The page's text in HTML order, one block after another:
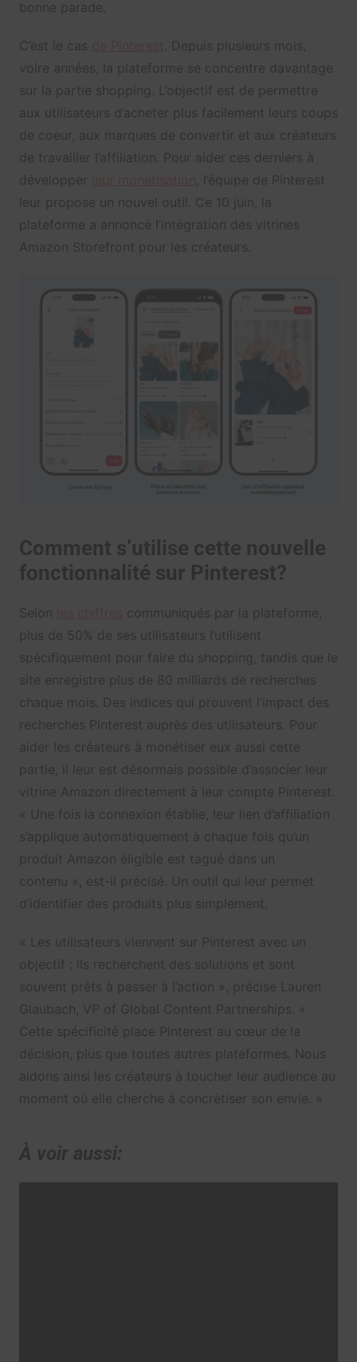
bonne parade.
C’est le cas
. Depuis plusieurs mois,
voire années, la plateforme se concentre davantage
sur la partie shopping. L’objectif est de permettre
aux utilisateurs d’acheter plus facilement leurs coups
de coeur, aux marques de convertir et aux créateurs
de travailler l’affiliation. Pour aider ces derniers à
développer
, l’équipe de Pinterest
leur propose un nouvel outil. Ce 10 juin, la
plateforme a annoncé l’intégration des vitrines
Amazon Storefront pour les créateurs.
Comment s’utilise cette nouvelle
fonctionnalité sur Pinterest?
Selon
communiqués par la plateforme,
plus de 50% de ses utilisateurs l’utilisent
spécifiquement pour faire du shopping, tandis que le
site enregistre plus de 80 milliards de recherches
chaque mois. Des indices qui prouvent l’impact des
recherches Pinterest auprès des utilisateurs. Pour
aider les créateurs à monétiser eux aussi cette
partie, il leur est désormais possible d’associer leur
vitrine Amazon directement à leur compte Pinterest.
« Une fois la connexion établie, leur lien d’affiliation
s’applique automatiquement à chaque fois qu’un
produit Amazon éligible est tagué dans un
contenu », est-il précisé. Un outil qui leur permet
d’identifier des produits plus simplement.
« Les utilisateurs viennent sur Pinterest avec un
objectif : ils recherchent des solutions et sont
souvent prêts à passer à l’action », précise Lauren
Glaubach, VP of Global Content Partnerships. «
Cette spécificité place Pinterest au cœur de la
décision, plus que toutes autres plateformes. Nous
aidons ainsi les créateurs à toucher leur audience au
moment où elle cherche à concrétiser son envie. »
À voir aussi: